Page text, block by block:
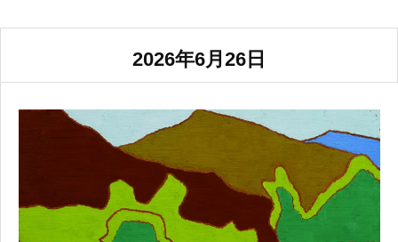
2026年6月26日